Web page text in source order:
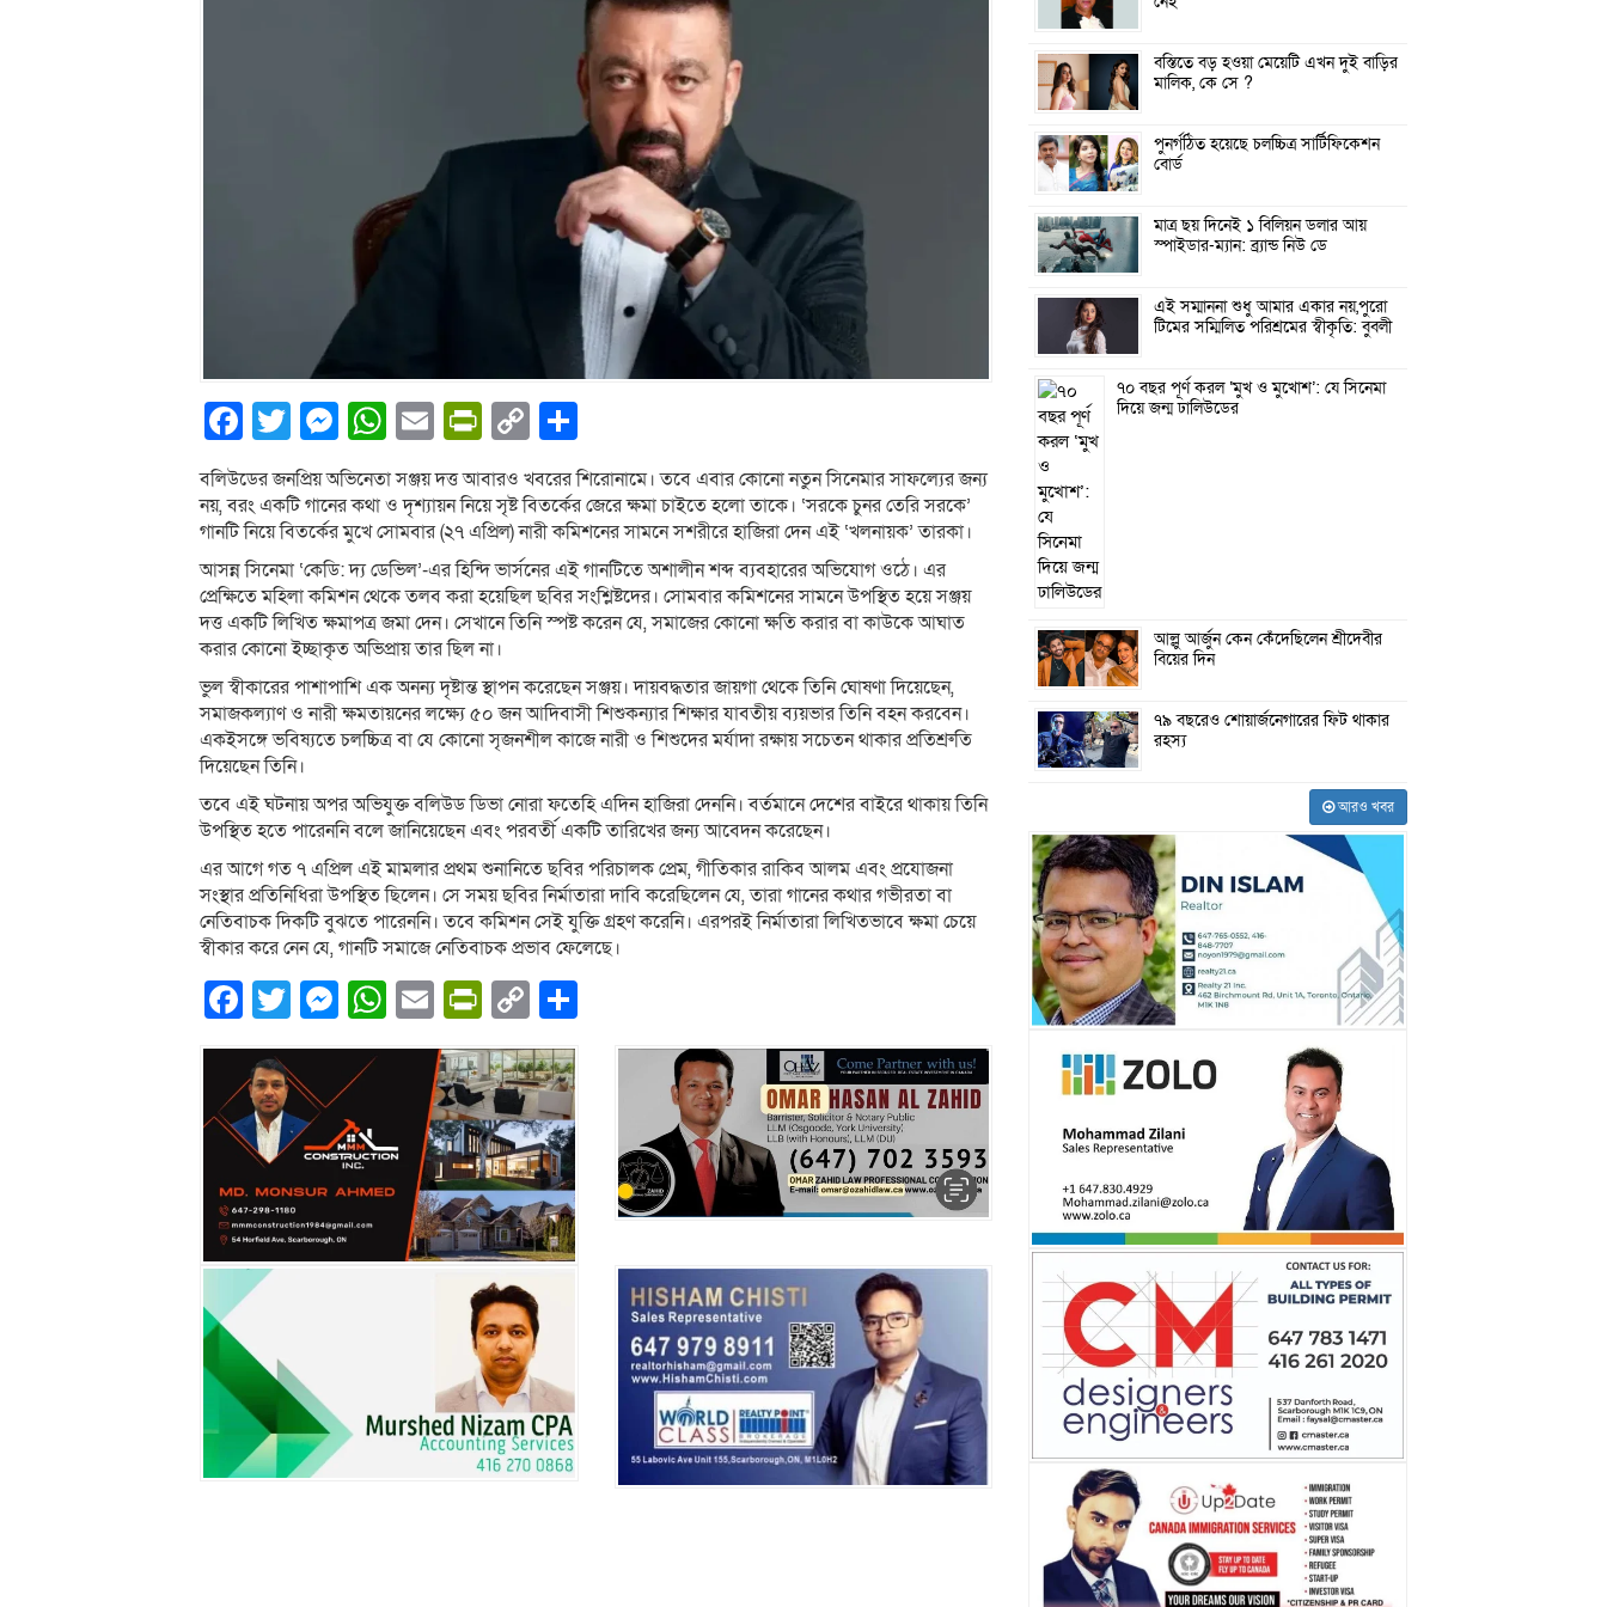
Facebook
Twitter
Messenger
WhatsApp
EmailPrintFriendly
Copy
Link
বলিউডের জনপ্রিয় অভিনেতা সঞ্জয় দত্ত আবারও খবরের শিরোনামে। তবে এবার কোনো নতুন সিনেমার সাফল্যের জন্য
নয়, বরং একটি গানের কথা ও দৃশ্যায়ন নিয়ে সৃষ্ট বিতর্কের জেরে ক্ষমা চাইতে হলো তাকে। ‘সরকে চুনর তেরি সরকে’
গানটি নিয়ে বিতর্কের মুখে সোমবার (২৭ এপ্রিল) নারী কমিশনের সামনে সশরীরে হাজিরা দেন এই ‘খলনায়ক’ তারকা।
আসন্ন সিনেমা ‘কেডি: দ্য ডেভিল’-এর হিন্দি ভার্সনের এই গানটিতে অশালীন শব্দ ব্যবহারের অভিযোগ ওঠে। এর
প্রেক্ষিতে মহিলা কমিশন থেকে তলব করা হয়েছিল ছবির সংশ্লিষ্টদের। সোমবার কমিশনের সামনে উপস্থিত হয়ে সঞ্জয়
দত্ত একটি লিখিত ক্ষমাপত্র জমা দেন। সেখানে তিনি স্পষ্ট করেন যে, সমাজের কোনো ক্ষতি করার বা কাউকে আঘাত
করার কোনো ইচ্ছাকৃত অভিপ্রায় তার ছিল না।
ভুল স্বীকারের পাশাপাশি এক অনন্য দৃষ্টান্ত স্থাপন করেছেন সঞ্জয়। দায়বদ্ধতার জায়গা থেকে তিনি ঘোষণা দিয়েছেন,
সমাজকল্যাণ ও নারী ক্ষমতায়নের লক্ষ্যে ৫০ জন আদিবাসী শিশুকন্যার শিক্ষার যাবতীয় ব্যয়ভার তিনি বহন করবেন।
একইসঙ্গে ভবিষ্যতে চলচ্চিত্র বা যে কোনো সৃজনশীল কাজে নারী ও শিশুদের মর্যাদা রক্ষায় সচেতন থাকার প্রতিশ্রুতি
দিয়েছেন তিনি।
তবে এই ঘটনায় অপর অভিযুক্ত বলিউড ডিভা নোরা ফতেহি এদিন হাজিরা দেননি। বর্তমানে দেশের বাইরে থাকায় তিনি
উপস্থিত হতে পারেননি বলে জানিয়েছেন এবং পরবর্তী একটি তারিখের জন্য আবেদন করেছেন।
এর আগে গত ৭ এপ্রিল এই মামলার প্রথম শুনানিতে ছবির পরিচালক প্রেম, গীতিকার রাকিব আলম এবং প্রযোজনা
সংস্থার প্রতিনিধিরা উপস্থিত ছিলেন। সে সময় ছবির নির্মাতারা দাবি করেছিলেন যে, তারা গানের কথার গভীরতা বা
নেতিবাচক দিকটি বুঝতে পারেননি। তবে কমিশন সেই যুক্তি গ্রহণ করেনি। এরপরই নির্মাতারা লিখিতভাবে ক্ষমা চেয়ে
স্বীকার করে নেন যে, গানটি সমাজে নেতিবাচক প্রভাব ফেলেছে।
Facebook
Twitter
Messenger
WhatsApp
EmailPrintFriendly
Copy
Link
বস্তিতে বড় হওয়া মেয়েটি এখন দুই বাড়ির
মালিক, কে সে ?
পুনর্গঠিত হয়েছে চলচ্চিত্র সার্টিফিকেশন
বোর্ড
মাত্র ছয় দিনেই ১ বিলিয়ন ডলার আয়
স্পাইডার-ম্যান: ব্র্যান্ড নিউ ডে
এই সম্মাননা শুধু আমার একার নয়,পুরো
টিমের সম্মিলিত পরিশ্রমের স্বীকৃতি: বুবলী
৭০ বছর পূর্ণ করল ‘মুখ ও মুখোশ’: যে সিনেমা
দিয়ে জন্ম ঢালিউডের
আল্লু আর্জুন কেন কেঁদেছিলেন শ্রীদেবীর
বিয়ের দিন
৭৯ বছরেও শোয়ার্জনেগারের ফিট থাকার
রহস্য
আরও খবর